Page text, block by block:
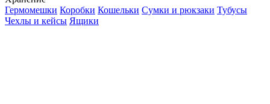
Гермомешки Коробки Кошельки Сумки и рюкзаки Тубусы
Чехлы и кейсы Ящики